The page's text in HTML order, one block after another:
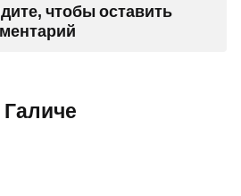
чтобы оставить